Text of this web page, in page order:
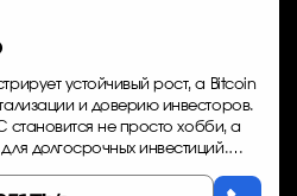
устойчивый рост, а Bitcoin
и доверию инвесторов.
становится не просто хобби, а
долгосрочных инвестиций.